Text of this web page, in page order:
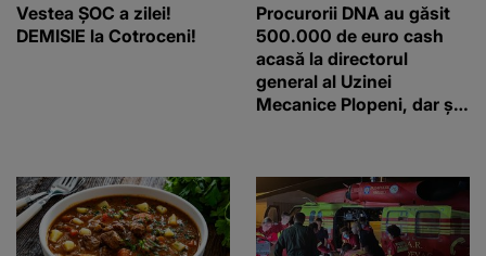
Vestea ȘOC a zilei!
DEMISIE la Cotroceni!
Procurorii DNA au găsit
500.000 de euro cash
acasă la directorul
general al Uzinei
Mecanice Plopeni, dar și